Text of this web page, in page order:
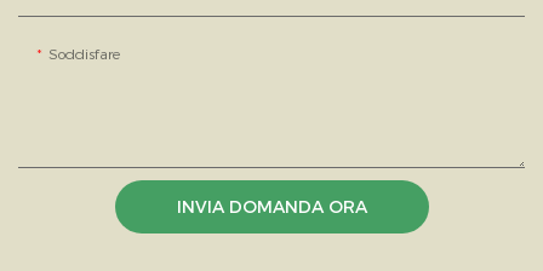
Soddisfare
INVIA DOMANDA ORA